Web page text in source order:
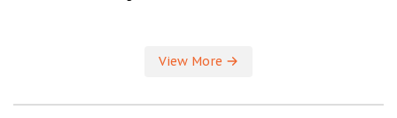
View More